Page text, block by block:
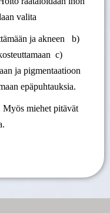
valita
ja akneen b)
c)
ja pigmentaatioon
epäpuhtauksia.
miehet pitävät